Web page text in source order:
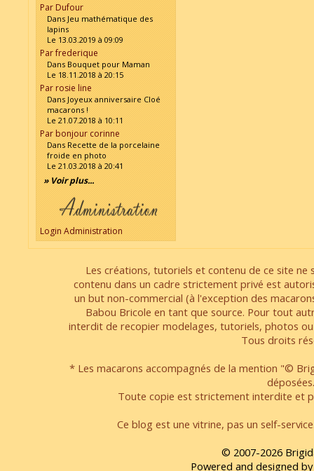
Par Dufour
Dans Jeu mathématique des
lapins
Le 13.03.2019 à 09:09
Par frederique
Dans Bouquet pour Maman
Le 18.11.2018 à 20:15
Par rosie line
Dans Joyeux anniversaire Cloé
macarons !
Le 21.07.2018 à 10:11
Par bonjour corinne
Dans Recette de la porcelaine
froide en photo
Le 21.03.2018 à 20:41
» Voir plus...
Login Administration
Les créations, tutoriels et contenu de ce site
contenu dans un cadre strictement privé est
un but non-commercial (à l'exception des
Babou Bricole en tant que source. Pour tout
interdit de recopier modelages, tutoriels, photos
Tous droits
* Les macarons accompagnés de la mention "©
déposées.
Toute copie est strictement interdite et
Ce blog est une vitrine, pas un self-
© 2007-2026
Powered and designed